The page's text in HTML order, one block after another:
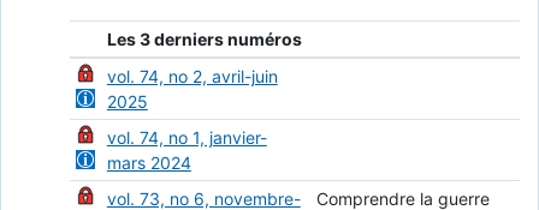
Les 3 derniers numéros
vol. 74, no 2, avril-juin
2025
vol. 74, no 1, janvier-
mars 2024
vol. 73, no 6, novembre-
Comprendre la guerre